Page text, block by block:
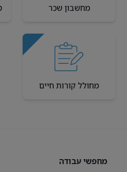
מחשבון שכר
מחולל קורות חיים
מחפשי עבודה